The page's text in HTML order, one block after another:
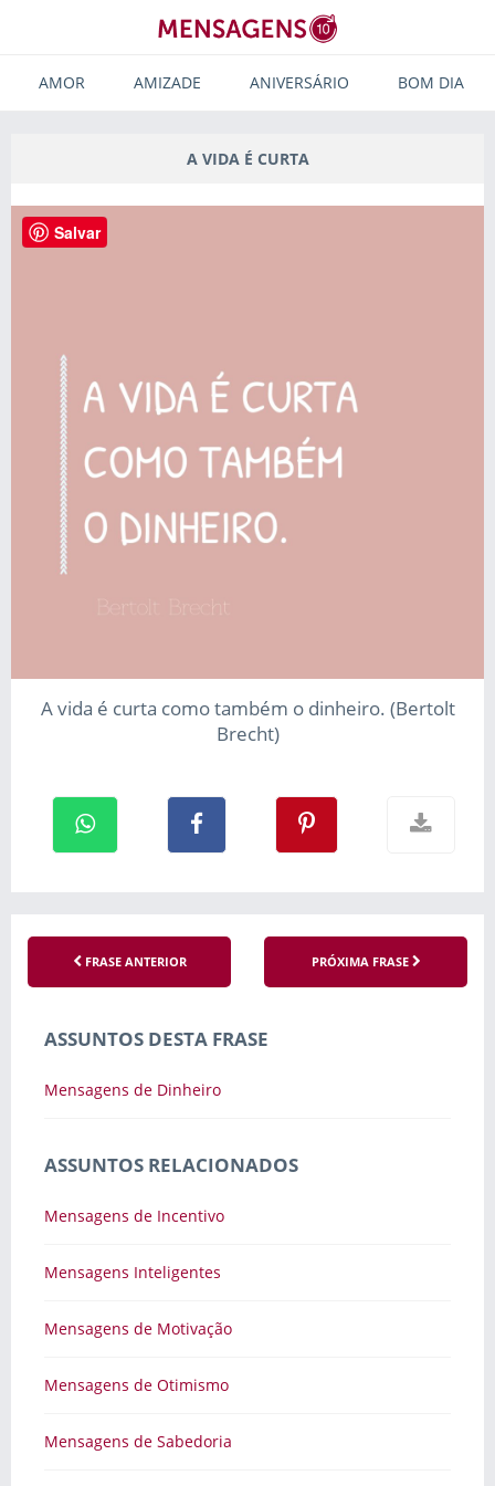
AMOR AMIZADE ANIVERSÁRIO BOM DIA
A VIDA É CURTA
A vida é curta como também o dinheiro. (Bertolt
Brecht)
FRASE ANTERIOR PRÓXIMA FRASE
ASSUNTOS DESTA FRASE
Mensagens de Dinheiro
ASSUNTOS RELACIONADOS
Mensagens de Incentivo
Mensagens Inteligentes
Mensagens de Motivação
Mensagens de Otimismo
Mensagens de Sabedoria
Salvar